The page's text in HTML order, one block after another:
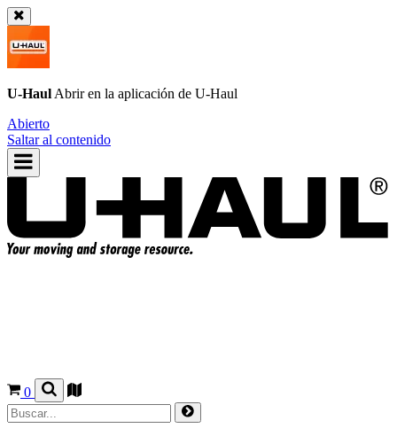
U-Haul Abrir en la aplicación de U-Haul
Abierto
Saltar al contenido
0